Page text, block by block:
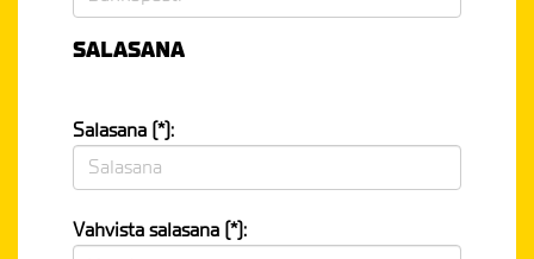
SALASANA
Salasana (*):
Vahvista salasana (*):